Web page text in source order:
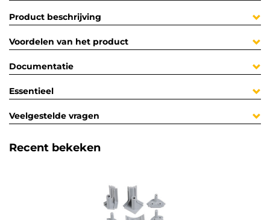
Product beschrijving
Voordelen van het product
Documentatie
Essentieel
Veelgestelde vragen
Recent bekeken